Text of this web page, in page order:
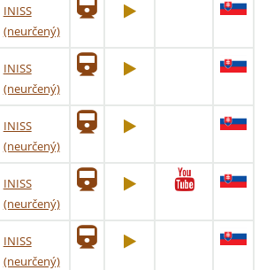
INISS
(neurčený)
INISS
(neurčený)
INISS
(neurčený)
INISS
(neurčený)
INISS
(neurčený)